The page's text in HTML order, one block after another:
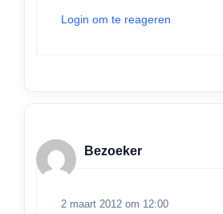
Login om te reageren
Bezoeker
2 maart 2012 om 12:00